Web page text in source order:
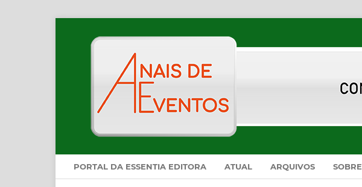
PORTAL DA ESSENTIA EDITORA ATUAL ARQUIVOS SOBRE